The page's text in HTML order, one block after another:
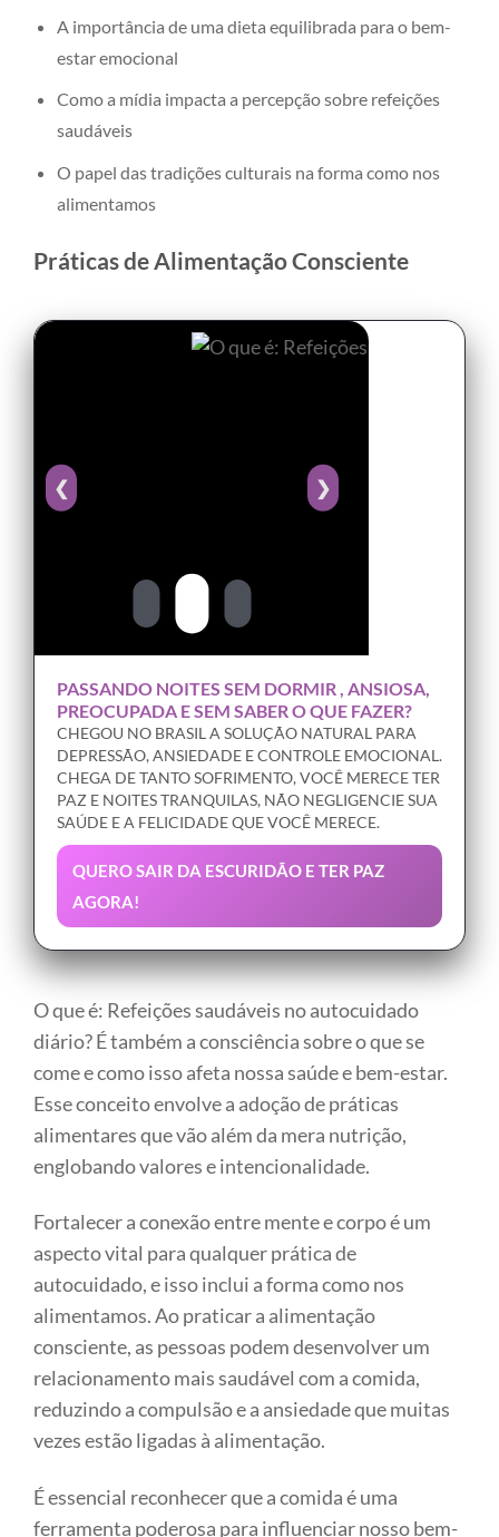
A importância de uma dieta equilibrada para o bem-
estar emocional
Como a mídia impacta a percepção sobre refeições
saudáveis
O papel das tradições culturais na forma como nos
alimentamos
Práticas de Alimentação Consciente
❮ ❯
PASSANDO NOITES SEM DORMIR , ANSIOSA,
PREOCUPADA E SEM SABER O QUE FAZER?
CHEGOU NO BRASIL A SOLUÇÃO NATURAL PARA
DEPRESSÃO, ANSIEDADE E CONTROLE EMOCIONAL.
CHEGA DE TANTO SOFRIMENTO, VOCÊ MERECE TER
PAZ E NOITES TRANQUILAS, NÃO NEGLIGENCIE SUA
SAÚDE E A FELICIDADE QUE VOCÊ MERECE.
QUERO SAIR DA ESCURIDÃO E TER PAZ
AGORA!
O que é: Refeições saudáveis no autocuidado
diário? É também a consciência sobre o que se
come e como isso afeta nossa saúde e bem-estar.
Esse conceito envolve a adoção de práticas
alimentares que vão além da mera nutrição,
englobando valores e intencionalidade.
Fortalecer a conexão entre mente e corpo é um
aspecto vital para qualquer prática de
autocuidado, e isso inclui a forma como nos
alimentamos. Ao praticar a alimentação
consciente, as pessoas podem desenvolver um
relacionamento mais saudável com a comida,
reduzindo a compulsão e a ansiedade que muitas
vezes estão ligadas à alimentação.
É essencial reconhecer que a comida é uma
ferramenta poderosa para influenciar nosso bem-